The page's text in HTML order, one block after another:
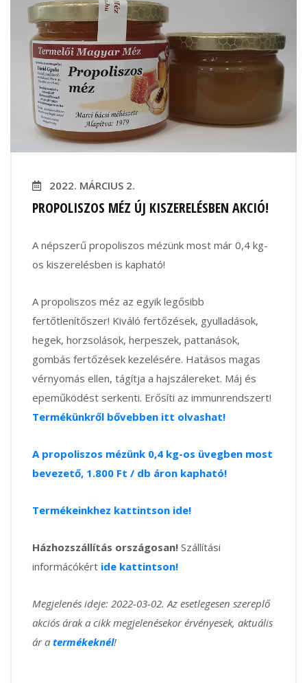
2022. MÁRCIUS 2.
PROPOLISZOS MÉZ ÚJ KISZERELÉSBEN AKCIÓ!
A népszerű propoliszos mézünk most már 0,4 kg-
os kiszerelésben is kapható!
A propoliszos méz az egyik legősibb
fertőtlenítőszer! Kiváló fertőzések, gyulladások,
hegek, horzsolások, herpeszek, pattanások,
gombás fertőzések kezelésére. Hatásos magas
vérnyomás ellen, tágítja a hajszálereket. Máj és
epeműködést serkenti. Erősíti az immunrendszert!
Termékünkről bővebben itt olvashat!
A propoliszos mézünk 0,4 kg-os üvegben most
bevezető, 1.800 Ft / db áron kapható!
Termékeinkhez kattintson ide!
Házhozszállítás országosan! Szállítási
informácókért ide kattintson!
Megjelenés ideje: 2022-03-02. Az esetlegesen szereplő
akciós árak a cikk megjelenésekor érvényesek, aktuális
ár a termékeknél!